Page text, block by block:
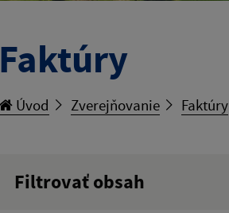
Faktúry
Úvod Zverejňovanie Faktúry
Filtrovať obsah